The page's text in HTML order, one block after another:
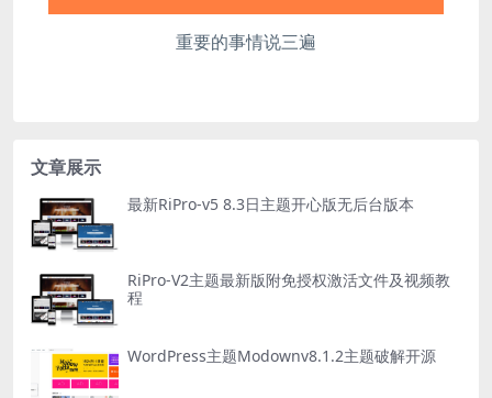
优云盘下载需要登录后才能下载。
重要的事情说三遍
文章展示
最新RiPro-v5 8.3日主题开心版无后台版本
RiPro-V2主题最新版附免授权激活文件及视频教
程
WordPress主题Modownv8.1.2主题破解开源